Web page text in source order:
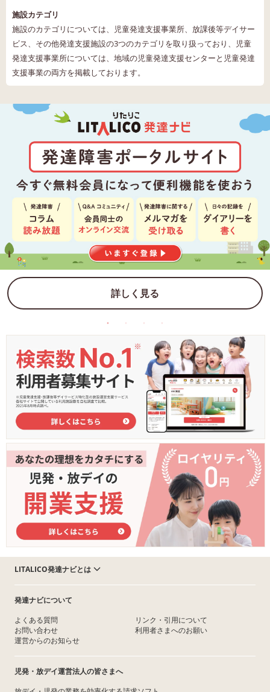
施設カテゴリ
施設のカテゴリについては、児童発達支援事業所、放課後等デイサー
ビス、その他発達支援施設の3つのカテゴリを取り扱っており、児童
発達支援事業所については、地域の児童発達支援センターと児童発達
支援事業の両方を掲載しております。
詳しく見る
LITALICO発達ナビとは
発達ナビについて
よくある質問
お問い合わせ
運営からのお知らせ
リンク・引用について
利用者さまへのお願い
児発・放デイ運営法人の皆さまへ